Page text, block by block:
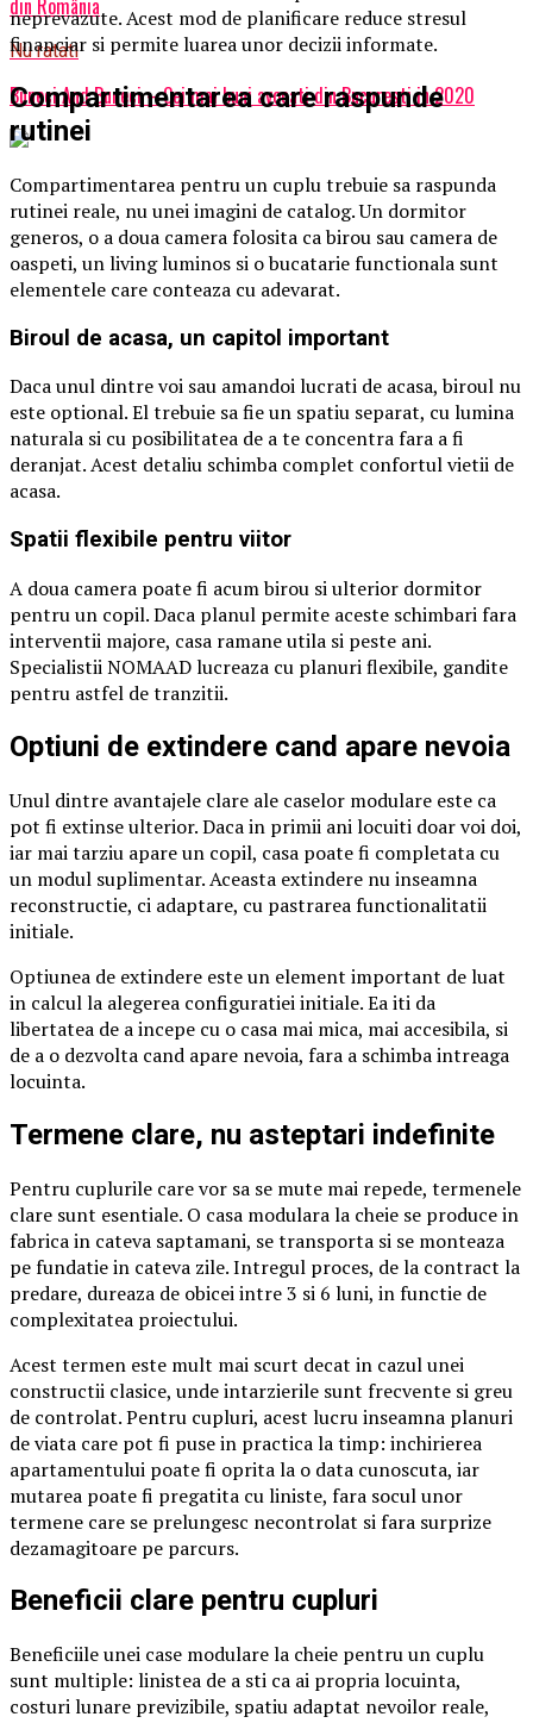
din România
Nu ratati
Buneci And Buneci – Cei mai buni avocati din Bucuresti in 2020
neprevazute. Acest mod de planificare reduce stresul
financiar si permite luarea unor decizii informate.
Compartimentarea care raspunde
rutinei
Compartimentarea pentru un cuplu trebuie sa raspunda
rutinei reale, nu unei imagini de catalog. Un dormitor
generos, o a doua camera folosita ca birou sau camera de
oaspeti, un living luminos si o bucatarie functionala sunt
elementele care conteaza cu adevarat.
Biroul de acasa, un capitol important
Daca unul dintre voi sau amandoi lucrati de acasa, biroul nu
este optional. El trebuie sa fie un spatiu separat, cu lumina
naturala si cu posibilitatea de a te concentra fara a fi
deranjat. Acest detaliu schimba complet confortul vietii de
acasa.
Spatii flexibile pentru viitor
A doua camera poate fi acum birou si ulterior dormitor
pentru un copil. Daca planul permite aceste schimbari fara
interventii majore, casa ramane utila si peste ani.
Specialistii NOMAAD lucreaza cu planuri flexibile, gandite
pentru astfel de tranzitii.
Optiuni de extindere cand apare nevoia
Unul dintre avantajele clare ale caselor modulare este ca
pot fi extinse ulterior. Daca in primii ani locuiti doar voi doi,
iar mai tarziu apare un copil, casa poate fi completata cu
un modul suplimentar. Aceasta extindere nu inseamna
reconstructie, ci adaptare, cu pastrarea functionalitatii
initiale.
Optiunea de extindere este un element important de luat
in calcul la alegerea configuratiei initiale. Ea iti da
libertatea de a incepe cu o casa mai mica, mai accesibila, si
de a o dezvolta cand apare nevoia, fara a schimba intreaga
locuinta.
Termene clare, nu asteptari indefinite
Pentru cuplurile care vor sa se mute mai repede, termenele
clare sunt esentiale. O casa modulara la cheie se produce in
fabrica in cateva saptamani, se transporta si se monteaza
pe fundatie in cateva zile. Intregul proces, de la contract la
predare, dureaza de obicei intre 3 si 6 luni, in functie de
complexitatea proiectului.
Acest termen este mult mai scurt decat in cazul unei
constructii clasice, unde intarzierile sunt frecvente si greu
de controlat. Pentru cupluri, acest lucru inseamna planuri
de viata care pot fi puse in practica la timp: inchirierea
apartamentului poate fi oprita la o data cunoscuta, iar
mutarea poate fi pregatita cu liniste, fara socul unor
termene care se prelungesc necontrolat si fara surprize
dezamagitoare pe parcurs.
Beneficii clare pentru cupluri
Beneficiile unei case modulare la cheie pentru un cuplu
sunt multiple: linistea de a sti ca ai propria locuinta,
costuri lunare previzibile, spatiu adaptat nevoilor reale,